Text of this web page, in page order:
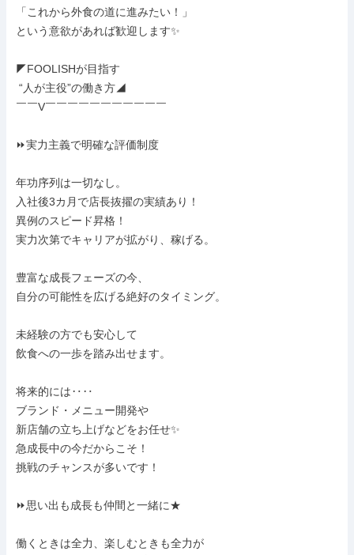
「これから外食の道に進みたい！」
という意欲があれば歓迎します✨
◤FOOLISHが目指す
￣￣V￣￣￣￣￣￣￣￣￣￣￣
⏩実⼒主義で明確な評価制度
年功序列は一切なし。
入社後3カ月で店長抜擢の実績あり！
異例のスピード昇格！
実力次第でキャリアが拡がり、稼げる。
豊富な成長フェーズの今、
自分の可能性を広げる絶好のタイミング。
未経験の方でも安心して
飲食への一歩を踏み出せます。
将来的には‥‥
ブランド・メニュー開発や
新店舗の立ち上げなどをお任せ✨
急成長中の今だからこそ！
挑戦のチャンスが多いです！
⏩思い出も成長も仲間と一緒に★
働くときは全力、楽しむときも全力が